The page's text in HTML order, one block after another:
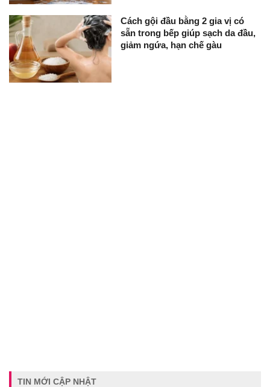
Cách gội đầu bằng 2 gia vị có
sẵn trong bếp giúp sạch da đầu,
giảm ngứa, hạn chế gàu
TIN MỚI CẬP NHẬT